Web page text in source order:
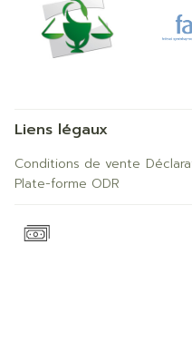
Liens légaux
Conditions de vente
Plate-forme ODR